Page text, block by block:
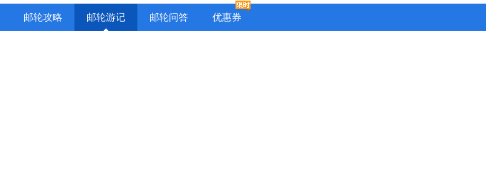
邮轮攻略 邮轮游记 邮轮问答 优惠券